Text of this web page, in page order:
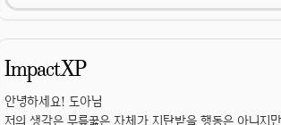
ImpactXP
안녕하세요! 도아님
저의 생각은 무릎꿇은 자체가 지탄받을 행동은 아니지만